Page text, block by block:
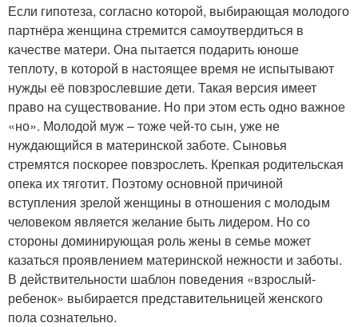
Если гипотеза, согласно которой, выбирающая молодого
партнёра женщина стремится самоутвердиться в
качестве матери. Она пытается подарить юноше
теплоту, в которой в настоящее время не испытывают
нужды её повзрослевшие дети. Такая версия имеет
право на существование. Но при этом есть одно важное
«но». Молодой муж – тоже чей-то сын, уже не
нуждающийся в материнской заботе. Сыновья
стремятся поскорее повзрослеть. Крепкая родительская
опека их тяготит. Поэтому основной причиной
вступления зрелой женщины в отношения с молодым
человеком является желание быть лидером. Но со
стороны доминирующая роль жены в семье может
казаться проявлением материнской нежности и заботы.
В действительности шаблон поведения «взрослый-
ребенок» выбирается представительницей женского
пола сознательно.